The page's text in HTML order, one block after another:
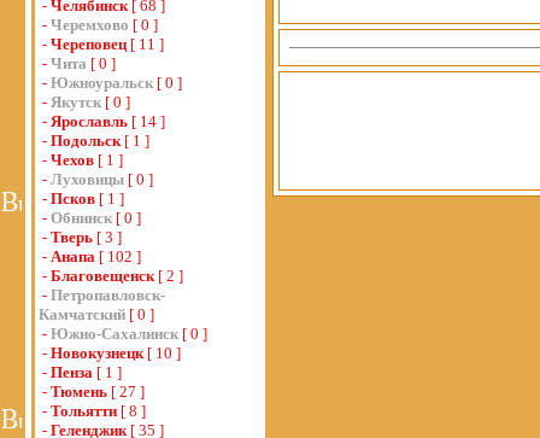
- Челябинск[ 68 ]
- Черемхово [ 0 ]
- Череповец[ 11 ]
- Чита [ 0 ]
- Южноуральск [ 0 ]
- Якутск [ 0 ]
- Ярославль [ 14 ]
- Подольск[ 1 ]
- Чехов [ 1 ]
- Луховицы [ 0 ]
- Псков [ 1 ]
- Обнинск [ 0 ]
- Тверь [ 3 ]
- Анапа [ 102 ]
- Благовещенск[ 2 ]
- Петропавловск-
Камчатский [ 0 ]
- Южно-Сахалинск [ 0 ]
- Новокузнецк[ 10 ]
- Пенза [ 1 ]
- Тюмень [ 27 ]
- Тольятти [ 8 ]
- Геленджик[ 35 ]